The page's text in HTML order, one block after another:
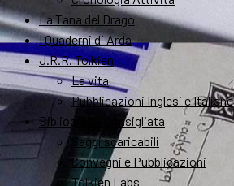
La Tana del Drago
I Quaderni di Arda
J.R.R. Tolkien
La vita
Pubblicazioni Inglesi e Italiane
Bibliografia Consigliata
Saggi scaricabili
Convegni e Pubblicazioni
Tolkien Labs